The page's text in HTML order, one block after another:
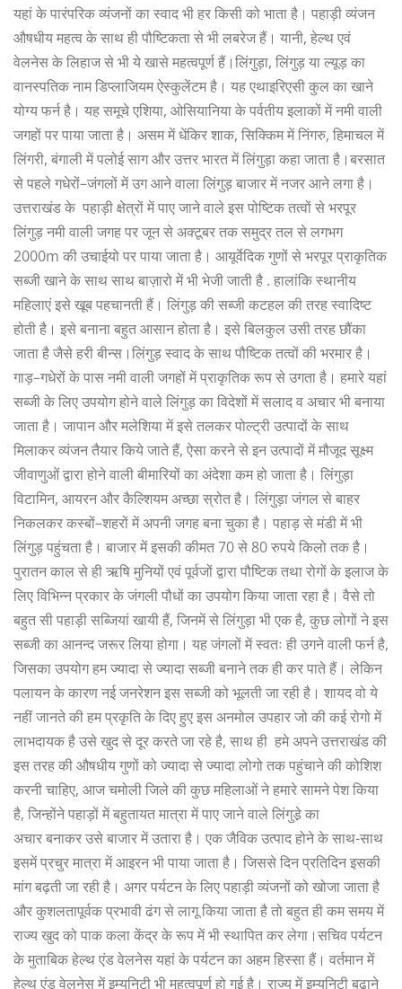
यहांकेपारंपरिकव्यंजनोंकास्वादभीहरकिसीकोभाताहै। पहाड़ीव्यंजन
औषधीयमहत्वकेसाथहीपौष्टिकतासेभीलबरेजहैं। यानी, हेल्थएवं
वेलनेसकेलिहाजसेभीयेखासेमहत्वपूर्णहैं।लिंगुड़ा, लिंगुड़ या ल्यूड़ का
वानस्पतिक नाम डिप्लाजियम ऐस्कुलेंटम है। यह एथाइरिएसी कुल का खाने
योग्य फर्न है। यह समूचे एशिया, ओसियानिया के पर्वतीय इलाकों में नमी वाली
जगहों पर पाया जाता है। असम में धेंकिर शाक, सिक्किम में निंगरु, हिमाचल में
लिंगरी, बंगाली में पलोई साग और उत्तर भारत में लिंगुड़ा कहा जाता है।बरसात
सेपहलेगधेरों–जंगलोंमेंउगआनेवालालिंगुड़बाजारमेंनजरआनेलगाहै।
उत्तराखंडके पहाड़ीक्षेत्रोंमेंपाएजानेवालेइसपोष्टिकतत्वोंसेभरपूर
लिंगुड़नमीवालीजगहपरजूनसेअक्टूबरतकसमुद्रतलसेलगभग
2000m कीउचाईयोपरपायाजाताहै। आयूर्वेदिकगुणोंसेभरपूरप्राकृतिक
सब्जीखानेकेसाथसाथबाज़ारोमेंभीभेजीजातीहै . हालांकिस्थानीय
महिलाएंइसेखूबपहचानतीहैं। लिंगुड़कीसब्जीकटहलकीतरहस्वादिष्ट
होतीहै। इसेबनानाबहुतआसानहोताहै। इसेबिलकुलउसीतरहछौंका
जाताहैजैसेहरीबीन्स।लिंगुड़स्वादकेसाथपौष्टिकतत्वोंकीभरमारहै।
गाड़–गधेरोंकेपासनमीवालीजगहोंमेंप्राकृतिकरूपसेउगताहै। हमारेयहां
सब्जीकेलिएउपयोगहोनेवालेलिंगुड़काविदेशोंमेंसलादवअचारभीबनाया
जाताहै। जापानऔरमलेशियामेंइसेतलकरपोल्ट्रीउत्पादोंकेसाथ
मिलाकरव्यंजनतैयारकियेजातेहैं, ऐसाकरनेसेइनउत्पादोंमेंमौजूदसूक्ष्म
जीवाणुओंद्वाराहोनेवालीबीमारियोंकाअंदेशाकमहोजाताहै। लिंगुड़ा
विटामिन, आयरनऔरकैल्शियमअच्छास्रोतहै। लिंगुड़ाजंगलसेबाहर
निकलकरकस्बों–शहरोंमेंअपनीजगहबनाचुकाहै। पहाड़सेमंडीमेंभी
लिंगुड़पहुंचताहै। बाजारमेंइसकीकीमत70 से 80 रुपये किलो तक है।
पुरातन काल से ही ऋषि मुनियों एवं पूर्वजों द्वारा पौष्टिक तथा रोगों के इलाज के
लिए विभिन्न प्रकार के जंगली पौधों का उपयोग किया जाता रहा है। वैसे तो
बहुत सी पहाड़ी सब्जियां खायी हैं, जिनमें से लिंगुड़ा भी एक है, कुछ लोगों ने इस
सब्जी का आनन्द जरूर लिया होगा। यह जंगलों में स्वतः ही उगने वाली फर्न है,
जिसका उपयोग हम ज्यादा से ज्यादा सब्जी बनाने तक ही कर पाते हैं। लेकिन
पलायन के कारणनई जनरेशन इस सब्जी को भूलती जा रही है। शायद वो ये
नहीं जानते की हम प्रकृति के दिए हुए इस अनमोल उपहार जो की कई रोगो में
लाभदायक है उसे खुद से दूर करते जा रहे है, साथ ही हमे अपने उत्तराखंड की
इस तरह की औषधीय गुणों को ज्यादा से ज्यादा लोगो तक पहुंचाने की कोशिश
करनी चाहिए, आजचमोलीजिलेकीकुछमहिलाओंनेहमारेसामनेपेशकिया
है, जिन्होंनेपहाड़ोंमेंबहुतायतमात्रामेंपाएजानेवालेलिंगुडे़का
अचारबनाकरउसेबाजारमेंउताराहै। एक जैविक उत्पाद होने के साथ-साथ
इसमें प्रचुर मात्रा में आइरन भी पाया जाता है। जिससे दिन प्रतिदिन इसकी
मांग बढ़ती जा रही है। अगरपर्यटनकेलिएपहाड़ीव्यंजनोंकोखोजाजाताहै
औरकुशलतापूर्वकप्रभावीढंगसेलागूकियाजाताहैतोबहुतहीकमसमयमें
राज्यखुदकोपाककलाकेंद्रकेरूपमेंभीस्थापितकरलेगा।सचिवपर्यटन
केमुताबिकहेल्थएंडवेलनेसयहांकेपर्यटनकाअहमहिस्साहैं। वर्तमानमें
हेल्थएंडवेलनेसमेंइम्युनिटीभीमहत्वपूर्णहोगईहै। राज्यमेंइम्युनिटीबढ़ाने